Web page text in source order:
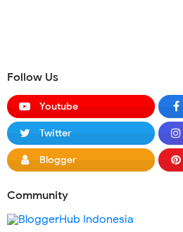
Follow Us
Youtube
Twitter
Blogger
Community